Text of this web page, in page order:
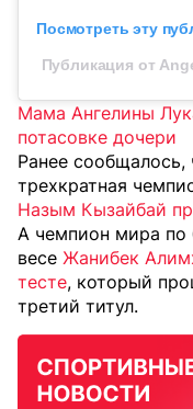
Посмотреть эту
Публикация от
Мама Ангелины
потасовке дочери
Ранее сообщалось,
трехкратная
Назым Кызайбай
А чемпион мира по
весе Жанибек
тесте, который
третий титул.